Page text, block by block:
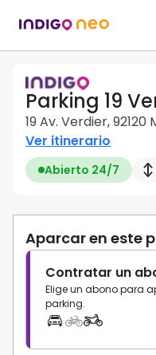
Parking 19
19 Av. Verdier,
Ver itinerario
Abierto 24/7
Aparcar en este
Contratar un
Elige un abono para
parking.